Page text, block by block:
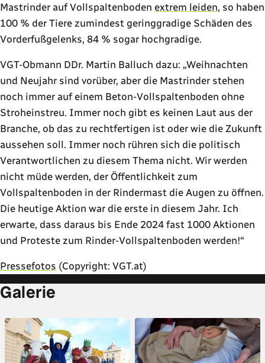
Mastrinder auf Vollspaltenboden extrem leiden, so haben
100 % der Tiere zumindest geringgradige Schäden des
Vorderfußgelenks, 84 % sogar hochgradige.
VGT-Obmann DDr. Martin Balluch dazu: Weihnachten
und Neujahr sind vorüber, aber die Mastrinder stehen
noch immer auf einem Beton-Vollspaltenboden ohne
Stroheinstreu. Immer noch gibt es keinen Laut aus der
Branche, ob das zu rechtfertigen ist oder wie die Zukunft
aussehen soll. Immer noch rühren sich die politisch
Verantwortlichen zu diesem Thema nicht. Wir werden
nicht müde werden, der Öffentlichkeit zum
Vollspaltenboden in der Rindermast die Augen zu öffnen.
Die heutige Aktion war die erste in diesem Jahr. Ich
erwarte, dass daraus bis Ende 2024 fast 1000 Aktionen
und Proteste zum Rinder-Vollspaltenboden werden!
Pressefotos (Copyright: VGT.at)
Galerie